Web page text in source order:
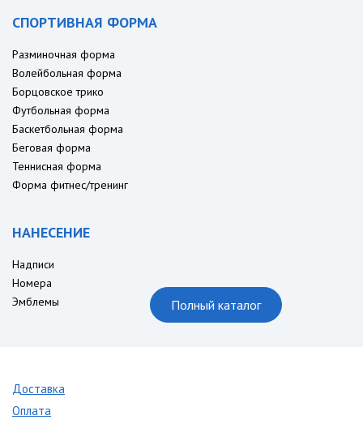
СПОРТИВНАЯ ФОРМА
Разминочная форма
Волейбольная форма
Борцовское трико
Футбольная форма
Баскетбольная форма
Беговая форма
Теннисная форма
Форма фитнес/тренинг
НАНЕСЕНИЕ
Надписи
Номера
Эмблемы
Полный каталог
Доставка
Оплата